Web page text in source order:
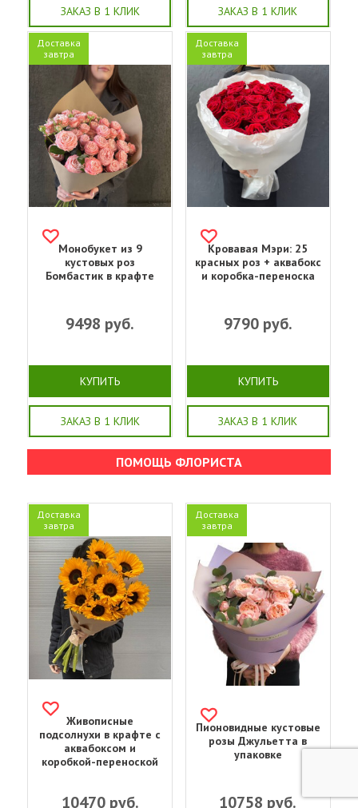
ЗАКАЗ В 1 КЛИК ЗАКАЗ В 1 КЛИК
Доставка
завтра
Монобукет из 9
кустовых роз
Бомбастик в крафте
9498 руб.
КУПИТЬ
ЗАКАЗ В 1 КЛИК
Доставка
завтра
Кровавая Мэри: 25
красных роз + аквабокс
и коробка-переноска
9790руб.
КУПИТЬ
ЗАКАЗ В 1 КЛИК
ПОМОЩЬ ФЛОРИСТА
Доставка
завтра
Живописные
подсолнухи в крафте с
аквабоксом и
коробкой-переноской
10470руб.
Доставка
завтра
Пионовидные кустовые
розы Джульетта в
упаковке
10758 руб.